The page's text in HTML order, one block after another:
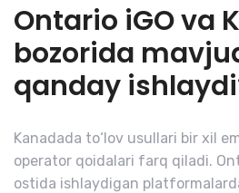
Ontario iGO va
bozorida
qanday
Kanadada to‘lov usullari bir xil
operator qoidalari farq qiladi.
ostida ishlaydigan